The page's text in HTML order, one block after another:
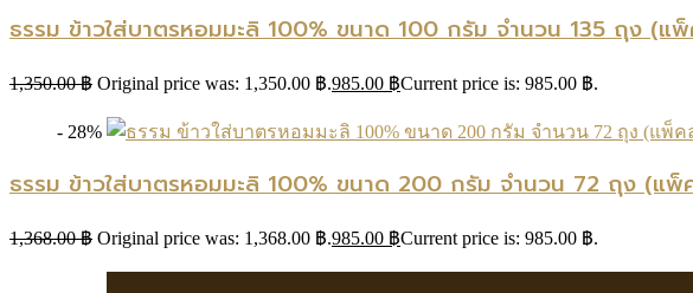
ธรรม ข้าวใส่บาตรหอมมะลิ 100% ขนาด 100 กรัม จำนวน 135 ถุง (
1,350.00฿ Original price was: 1,350.00 ฿.985.00 ฿Current price is: 985.00 ฿.
- 28%
ธรรม ข้าวใส่บาตรหอมมะลิ 100% ขนาด 200 กรัม จำนวน 72 ถุง (แ
1,368.00฿ Original price was: 1,368.00 ฿.985.00 ฿Current price is: 985.00 ฿.